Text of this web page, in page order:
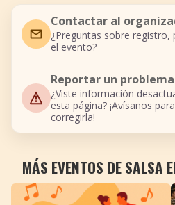
Contactar al
¿Preguntas sobre registro,
el evento?
Reportar un problema
¿Viste información
esta página? ¡Avísanos
corregirla!
MÁS EVENTOS DE SALSA